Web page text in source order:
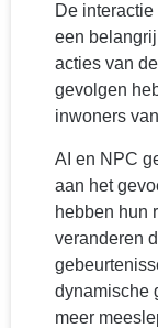
De
een
acties van
gevolgen
inwoners
AI en NPC
aan het
hebben hun
veranderen
dynamische
meer